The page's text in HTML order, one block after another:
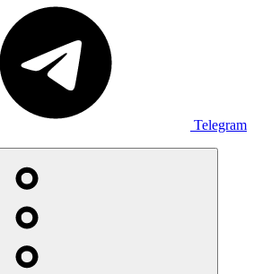
Telegram